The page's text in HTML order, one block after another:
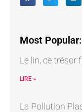
Most Popular:
Le lin, ce trésor
LIRE »
La Pollution